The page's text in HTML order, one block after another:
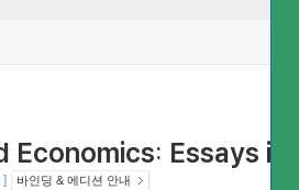
Essays in
바인딩 & 에디션 안내